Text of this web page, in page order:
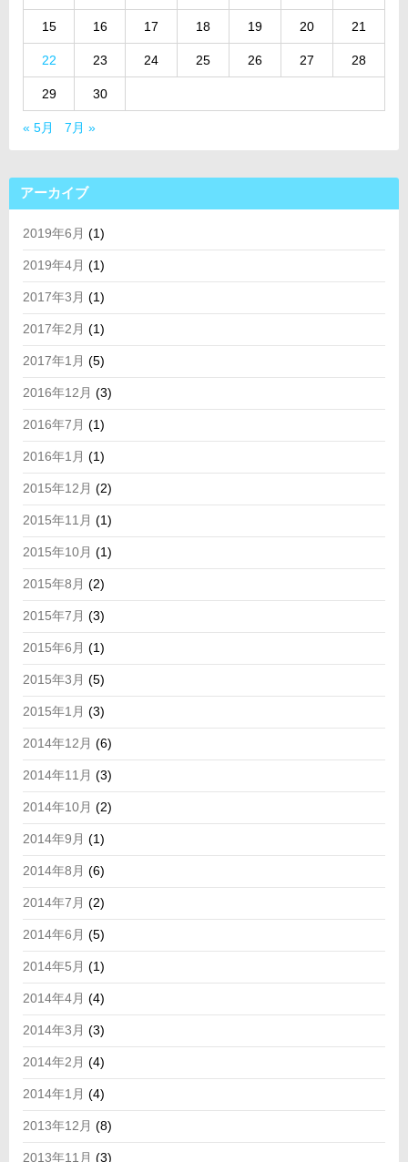
15 16 17 18 19 20 21
22 23 24 25 26 27 28
29 30
« 5月 7月 »
アーカイブ
2019年6月 (1)
2019年4月 (1)
2017年3月 (1)
2017年2月 (1)
2017年1月 (5)
2016年12月 (3)
2016年7月 (1)
2016年1月 (1)
2015年12月 (2)
2015年11月 (1)
2015年10月 (1)
2015年8月 (2)
2015年7月 (3)
2015年6月 (1)
2015年3月 (5)
2015年1月 (3)
2014年12月 (6)
2014年11月 (3)
2014年10月 (2)
2014年9月 (1)
2014年8月 (6)
2014年7月 (2)
2014年6月 (5)
2014年5月 (1)
2014年4月 (4)
2014年3月 (3)
2014年2月 (4)
2014年1月 (4)
2013年12月 (8)
2013年11月 (3)